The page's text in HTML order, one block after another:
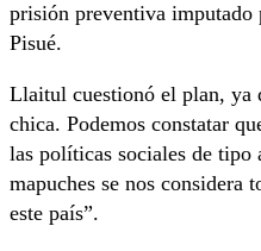
prisión preventiva imputado
Pisué.
Llaitul cuestionó el plan, ya
chica. Podemos constatar
las políticas sociales de tipo
mapuches se nos considera
este país”.